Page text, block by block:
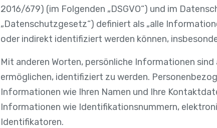
2016/679) (im Folgenden „DSGVO“) und im
„Datenschutzgesetz“) definiert als „alle
oder indirekt identifiziert werden können,
Mit anderen Worten, persönliche Informationen
ermöglichen, identifiziert zu werden.
Informationen wie Ihren Namen und Ihre
Informationen wie Identifikationsnummern,
Identifikatoren.